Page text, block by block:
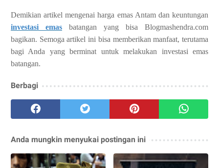
Demikian artikel mengenai harga emas Antam dan keuntungan
investasi emas batangan yang bisa Blogmashendra.com
bagikan. Semoga artikel ini bisa memberikan manfaat, terutama
bagi Anda yang berminat untuk melakukan investasi emas
batangan.
Berbagi
Anda mungkin menyukai postingan ini